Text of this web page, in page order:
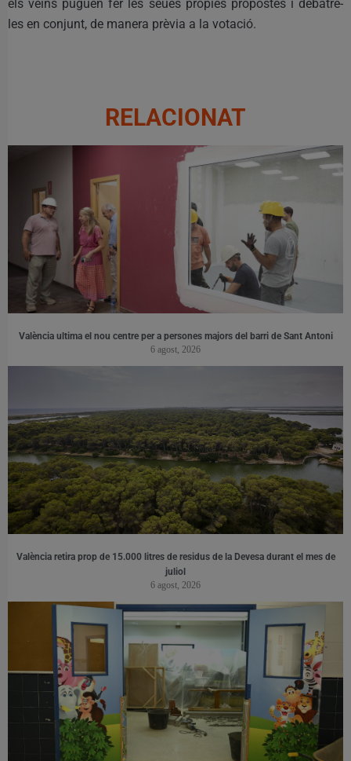
els veïns puguen fer les seues pròpies propostes i debatre-
les en conjunt, de manera prèvia a la votació.
RELACIONAT
València ultima el nou centre per a persones majors del barri de Sant Antoni
6 agost, 2026
València retira prop de 15.000 litres de residus de la Devesa durant el mes de
juliol
6 agost, 2026